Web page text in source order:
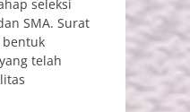
seleksi
SMA. Surat
telah